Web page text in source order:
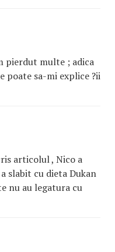
pierdut multe ; adica
poate sa-mi explice ?ii
articolul , Nico a
slabit cu dieta Dukan
nu au legatura cu